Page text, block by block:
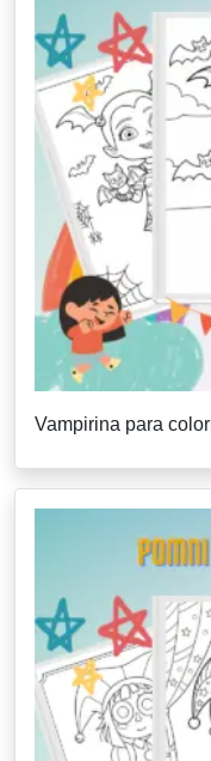
Vampirina para